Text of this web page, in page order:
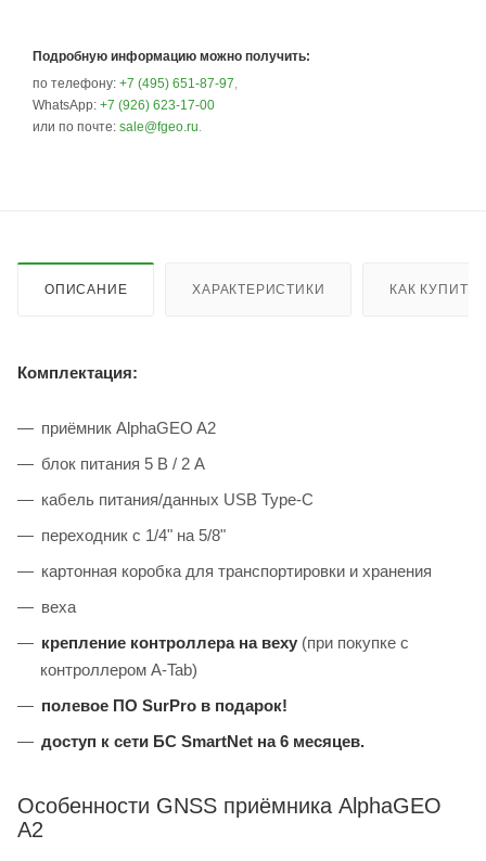
Подробную информацию можно получить:
по телефону: +7 (495) 651-87-97,
WhatsApp: +7 (926) 623-17-00
или по почте: sale@fgeo.ru.
ОПИСАНИЕ ХАРАКТЕРИСТИКИ КАК КУПИТЬ
Комплектация:
приёмник AlphaGEO A2
блок питания 5 В / 2 А
кабель питания/данных USB Type-C
переходник с 1/4" на 5/8"
картонная коробка для транспортировки и хранения
веха
крепление контроллера на веху (при покупке с
контроллером A-Tab)
полевое ПО SurPro в подарок!
доступ к сети БС SmartNet на 6 месяцев.
Особенности GNSS приёмника AlphaGEO
A2